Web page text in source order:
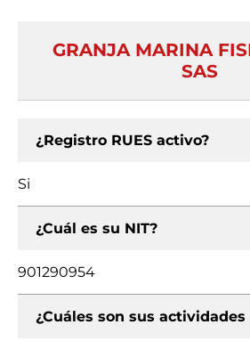
GRANJA MARINA
SAS
¿Registro RUES activo?
Si
¿Cuál es su NIT?
901290954
¿Cuáles son sus